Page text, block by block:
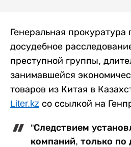
Генеральная прокуратура
досудебное
преступной группы,
занимавшейся
товаров из Китая в
Liter.kz со ссылкой на
"Следствием
компаний, только по